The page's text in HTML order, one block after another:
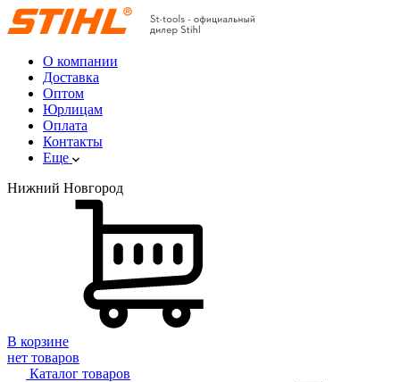
О компании
Доставка
Оптом
Юрлицам
Оплата
Контакты
Еще
Нижний Новгород
В корзине
нет товаров
Каталог товаров